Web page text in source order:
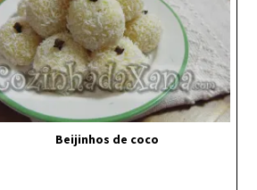
Beijinhos de coco